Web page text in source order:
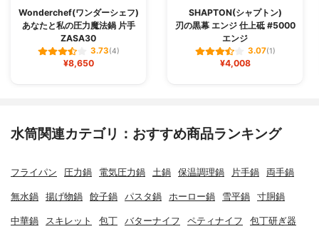
Wonderchef(ワンダーシェフ)
あなたと私の圧力魔法鍋 片手
ZASA30
3.73(4)
¥8,650
SHAPTON(シャプトン)
刃の黒幕 エンジ 仕上砥 #5000
エンジ
3.07(1)
¥4,008
水筒関連カテゴリ：おすすめ商品ランキング
フライパン 圧力鍋 電気圧力鍋 土鍋 保温調理鍋 片手鍋 両手鍋
無水鍋 揚げ物鍋 餃子鍋 パスタ鍋 ホーロー鍋 雪平鍋 寸胴鍋
中華鍋 スキレット 包丁 バターナイフ ペティナイフ 包丁研ぎ器